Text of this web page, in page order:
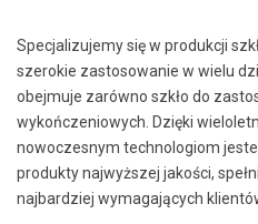
Specjalizujemy się w produkcji
szerokie zastosowanie w wielu
obejmuje zarówno szkło do
wykończeniowych. Dzięki
nowoczesnym technologiom
produkty najwyższej jakości,
najbardziej wymagających